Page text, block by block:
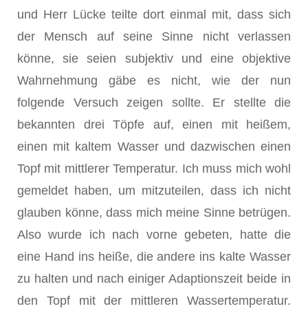
und Herr Lücke teilte dort einmal mit, dass sich
der Mensch auf seine Sinne nicht verlassen
könne, sie seien subjektiv und eine objektive
Wahrnehmung gäbe es nicht, wie der nun
folgende Versuch zeigen sollte. Er stellte die
bekannten drei Töpfe auf, einen mit heißem,
einen mit kaltem Wasser und dazwischen einen
Topf mit mittlerer Temperatur. Ich muss mich wohl
gemeldet haben, um mitzuteilen, dass ich nicht
glauben könne, dass mich meine Sinne betrügen.
Also wurde ich nach vorne gebeten, hatte die
eine Hand ins heiße, die andere ins kalte Wasser
zu halten und nach einiger Adaptionszeit beide in
den Topf mit der mittleren Wassertemperatur.